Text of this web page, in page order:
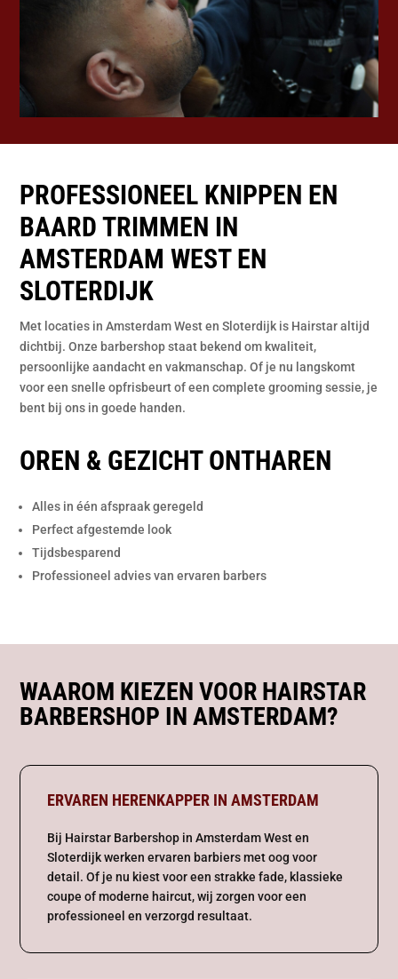
PROFESSIONEEL KNIPPEN EN
BAARD TRIMMEN IN
AMSTERDAM WEST EN
SLOTERDIJK
Met locaties in Amsterdam West en Sloterdijk is Hairstar altijd
dichtbij. Onze barbershop staat bekend om kwaliteit,
persoonlijke aandacht en vakmanschap. Of je nu langskomt
voor een snelle opfrisbeurt of een complete grooming sessie, je
bent bij ons in goede handen.
OREN & GEZICHT ONTHAREN
Alles in één afspraak geregeld
Perfect afgestemde look
Tijdsbesparend
Professioneel advies van ervaren barbers
WAAROM KIEZEN VOOR HAIRSTAR
BARBERSHOP IN AMSTERDAM?
ERVAREN HERENKAPPER IN AMSTERDAM
Bij Hairstar Barbershop in Amsterdam West en
Sloterdijk werken ervaren barbiers met oog voor
detail. Of je nu kiest voor een strakke fade, klassieke
coupe of moderne haircut, wij zorgen voor een
professioneel en verzorgd resultaat.